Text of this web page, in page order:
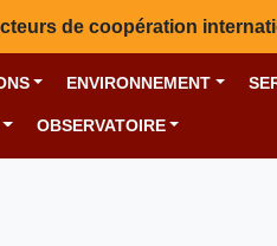
de coopération
ENVIRONNEMENT
OBSERVATOIRE